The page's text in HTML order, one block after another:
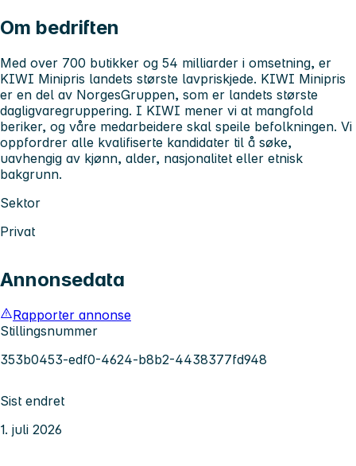
Om bedriften
Med over 700 butikker og 54 milliarder i omsetning, er
KIWI Minipris landets største lavpriskjede. KIWI Minipris
er en del av NorgesGruppen, som er landets største
dagligvaregruppering. I KIWI mener vi at mangfold
beriker, og våre medarbeidere skal speile befolkningen. Vi
oppfordrer alle kvalifiserte kandidater til å søke,
uavhengig av kjønn, alder, nasjonalitet eller etnisk
bakgrunn.
Sektor
Privat
Annonsedata
Rapporter annonse
Stillingsnummer
353b0453-edf0-4624-b8b2-4438377fd948
Sist endret
1. juli 2026